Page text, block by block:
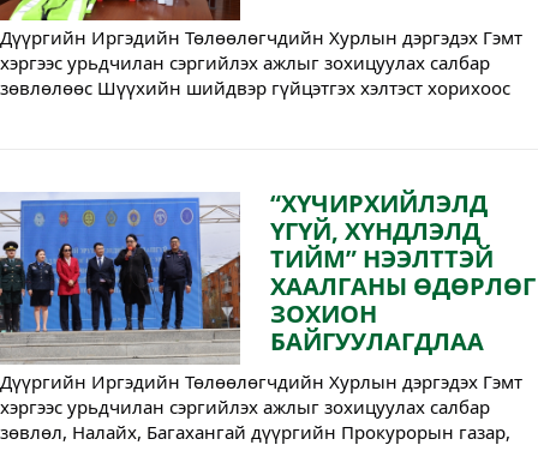
Дүүргийн Иргэдийн Төлөөлөгчдийн Хурлын дэргэдэх Гэмт
хэргээс урьдчилан сэргийлэх ажлыг зохицуулах салбар
зөвлөлөөс Шүүхийн шийдвэр гүйцэтгэх хэлтэст хорихоос
“ХҮЧИРХИЙЛЭЛД
ҮГҮЙ, ХҮНДЛЭЛД
ТИЙМ” НЭЭЛТТЭЙ
ХААЛГАНЫ ӨДӨРЛӨГ
ЗОХИОН
БАЙГУУЛАГДЛАА
Дүүргийн Иргэдийн Төлөөлөгчдийн Хурлын дэргэдэх Гэмт
хэргээс урьдчилан сэргийлэх ажлыг зохицуулах салбар
зөвлөл, Налайх, Багахангай дүүргийн Прокурорын газар,